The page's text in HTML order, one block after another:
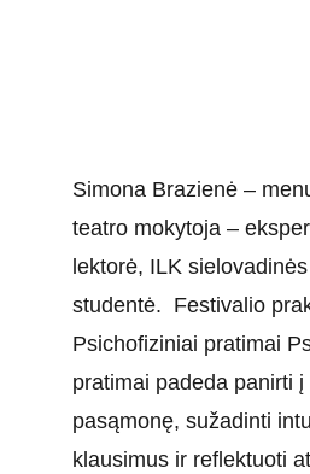
Simona Brazienė –
teatro mokytoja –
lektorė, ILK
studentė.  Festivalio
Psichofiziniai pratimai
pratimai padeda panirti į
pasąmonę, sužadinti
klausimus ir reflektuoti